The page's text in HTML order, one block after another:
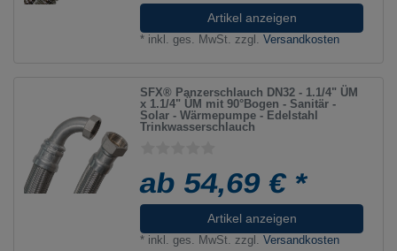
Artikel anzeigen
* inkl. ges. MwSt. zzgl.Versandkosten
SFX® Panzerschlauch DN32 - 1.1/4" ÜM
x 1.1/4" ÜM mit 90°Bogen - Sanitär -
Solar - Wärmepumpe - Edelstahl
Trinkwasserschlauch
ab 54,69 € *
Artikel anzeigen
* inkl. ges. MwSt. zzgl.Versandkosten